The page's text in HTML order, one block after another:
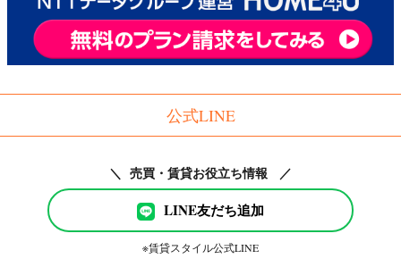
公式LINE
＼ 売買・賃貸お役立ち情報 ／
LINE友だち追加
※賃貸スタイル公式LINE